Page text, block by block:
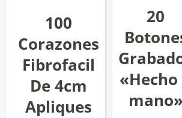
100
Corazones
Fibrofacil
De 4cm
Apliques
20
«Hecho
mano»